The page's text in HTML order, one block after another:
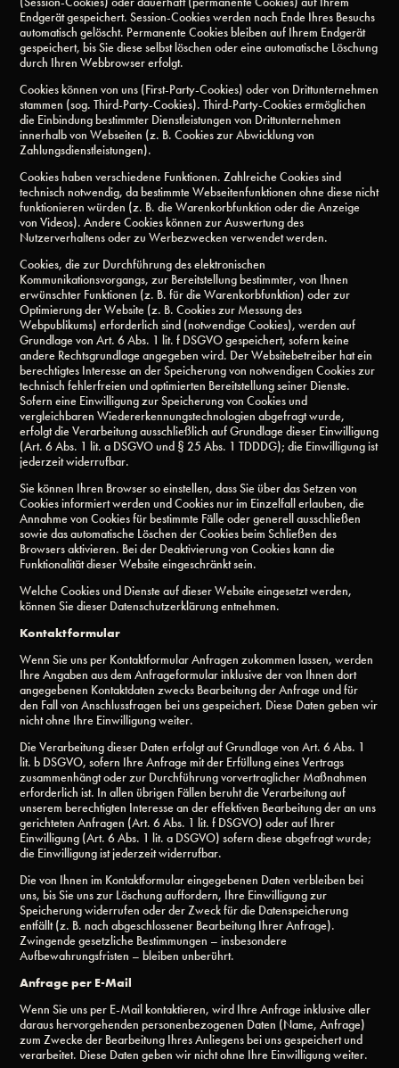
Endgerät gespeichert. Session-Cookies werden nach Ende Ihres Besuchs
automatisch gelöscht. Permanente Cookies bleiben auf Ihrem Endgerät
gespeichert, bis Sie diese selbst löschen oder eine automatische Löschung
durch Ihren Webbrowser erfolgt.
Cookies können von uns (First-Party-Cookies) oder von Drittunternehmen
stammen (sog. Third-Party-Cookies). Third-Party-Cookies ermöglichen
die Einbindung bestimmter Dienstleistungen von Drittunternehmen
innerhalb von Webseiten (z. B. Cookies zur Abwicklung von
Zahlungsdienstleistungen).
Cookies haben verschiedene Funktionen. Zahlreiche Cookies sind
technisch notwendig, da bestimmte Webseitenfunktionen ohne diese nicht
funktionieren würden (z. B. die Warenkorbfunktion oder die Anzeige
von Videos). Andere Cookies können zur Auswertung des
Nutzerverhaltens oder zu Werbezwecken verwendet werden.
Cookies, die zur Durchführung des elektronischen
Kommunikationsvorgangs, zur Bereitstellung bestimmter, von Ihnen
erwünschter Funktionen (z. B. für die Warenkorbfunktion) oder zur
Optimierung der Website (z. B. Cookies zur Messung des
Webpublikums) erforderlich sind (notwendige Cookies), werden auf
Grundlage von Art. 6 Abs. 1 lit. f DSGVO gespeichert, sofern keine
andere Rechtsgrundlage angegeben wird. Der Websitebetreiber hat ein
berechtigtes Interesse an der Speicherung von notwendigen Cookies zur
technisch fehlerfreien und optimierten Bereitstellung seiner Dienste.
Sofern eine Einwilligung zur Speicherung von Cookies und
vergleichbaren Wiedererkennungstechnologien abgefragt wurde,
erfolgt die Verarbeitung ausschließlich auf Grundlage dieser Einwilligung
(Art. 6 Abs. 1 lit. a DSGVO und § 25 Abs. 1 TDDDG); die Einwilligung ist
jederzeit widerrufbar.
Sie können Ihren Browser so einstellen, dass Sie über das Setzen von
Cookies informiert werden und Cookies nur im Einzelfall erlauben, die
Annahme von Cookies für bestimmte Fälle oder generell ausschließen
sowie das automatische Löschen der Cookies beim Schließen des
Browsers aktivieren. Bei der Deaktivierung von Cookies kann die
Funktionalität dieser Website eingeschränkt sein.
Welche Cookies und Dienste auf dieser Website eingesetzt werden,
können Sie dieser Datenschutzerklärung entnehmen.
Kontaktformular
Wenn Sie uns per Kontaktformular Anfragen zukommen lassen, werden
Ihre Angaben aus dem Anfrageformular inklusive der von Ihnen dort
angegebenen Kontaktdaten zwecks Bearbeitung der Anfrage und für
den Fall von Anschlussfragen bei uns gespeichert. Diese Daten geben wir
nicht ohne Ihre Einwilligung weiter.
Die Verarbeitung dieser Daten erfolgt auf Grundlage von Art. 6 Abs. 1
lit. b DSGVO, sofern Ihre Anfrage mit der Erfüllung eines Vertrags
zusammenhängt oder zur Durchführung vorvertraglicher Maßnahmen
erforderlich ist. In allen übrigen Fällen beruht die Verarbeitung auf
unserem berechtigten Interesse an der effektiven Bearbeitung der an uns
gerichteten Anfragen (Art. 6 Abs. 1 lit. f DSGVO) oder auf Ihrer
Einwilligung (Art. 6 Abs. 1 lit. a DSGVO) sofern diese abgefragt wurde;
die Einwilligung ist jederzeit widerrufbar.
Die von Ihnen im Kontaktformular eingegebenen Daten verbleiben bei
uns, bis Sie uns zur Löschung auffordern, Ihre Einwilligung zur
Speicherung widerrufen oder der Zweck für die Datenspeicherung
entfällt (z. B. nach abgeschlossener Bearbeitung Ihrer Anfrage).
Zwingende gesetzliche Bestimmungen – insbesondere
Aufbewahrungsfristen – bleiben unberührt.
Anfrage per E-Mail
Wenn Sie uns per E-Mail kontaktieren, wird Ihre Anfrage inklusive aller
daraus hervorgehenden personenbezogenen Daten (Name, Anfrage)
zum Zwecke der Bearbeitung Ihres Anliegens bei uns gespeichert und
verarbeitet. Diese Daten geben wir nicht ohne Ihre Einwilligung weiter.